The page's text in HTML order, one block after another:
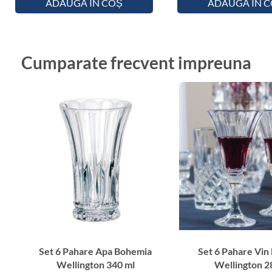
ADAUGĂ ÎN COȘ ADAUGĂ ÎN
Cumparate frecvent impreuna
Set 6 Pahare Apa Bohemia
Wellington 340 ml
Set 6 Pahare Vin
Wellington